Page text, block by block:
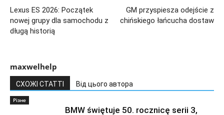
Lexus ES 2026: Początek
nowej grupy dla samochodu z
długą historią
GM przyspiesza odejście z
chińskiego łańcucha dostaw
maxwelhelp
СХОЖІ СТАТТІ Від цього автора
Різне
BMW świętuje 50. rocznicę serii 3,